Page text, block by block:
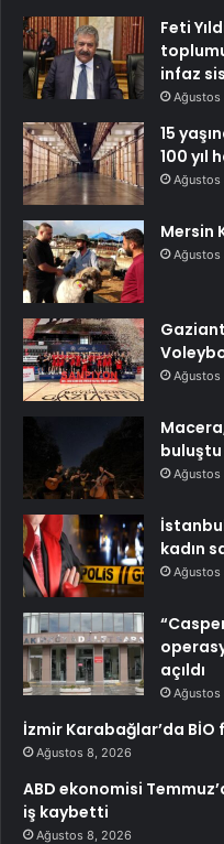
Feti
infaz
Ağustos
15
100 yıl
Ağustos
Mersin
Ağustos
Ağustos
buluştu
Ağustos
kadın
Ağustos
açıldı
Ağustos
İzmir Karabağlar’da BİO
Ağustos 8, 2026
ABD ekonomisi
iş kaybetti
Ağustos 8, 2026